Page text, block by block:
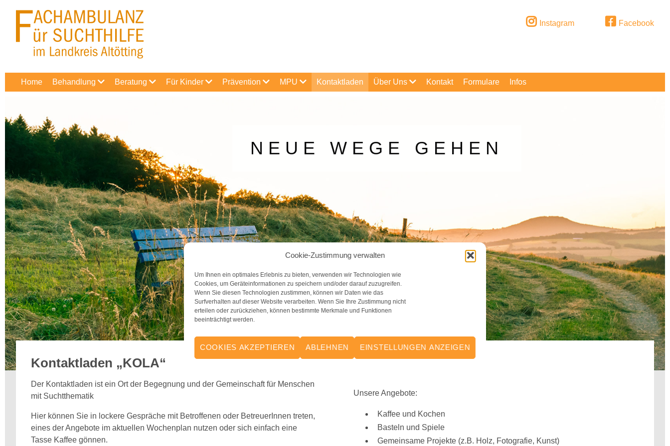
Cookie-Zustimmung verwalten
Um Ihnen ein optimales Erlebnis zu bieten, verwenden wir Technologien wie
Cookies, um Geräteinformationen zu speichern und/oder darauf zuzugreifen.
Wenn Sie diesen Technologien zustimmen, können wir Daten wie das
Surfverhalten auf dieser Website verarbeiten. Wenn Sie Ihre Zustimmung nicht
erteilen oder zurückziehen, können bestimmte Merkmale und Funktionen
beeinträchtigt werden.
COOKIES AKZEPTIEREN ABLEHNEN EINSTELLUNGEN ANZEIGEN
Instagram Facebook
Home Behandlung Beratung Für Kinder Prävention MPU Kontaktladen Über Uns Kontakt Formulare Infos
NEUE WEGE GEHEN
Kontaktladen „KOLA“
Der Kontaktladen ist ein Ort der Begegnung und der Gemeinschaft für Menschen
mit Suchtthematik
Hier können Sie in lockere Gespräche mit Betroffenen oder BetreuerInnen treten,
eines der Angebote im aktuellen Wochenplan nutzen oder sich einfach eine
Tasse Kaffee gönnen.
Unsere Angebote:
Kaffee und Kochen
Basteln und Spiele
Gemeinsame Projekte (z.B. Holz, Fotografie, Kunst)